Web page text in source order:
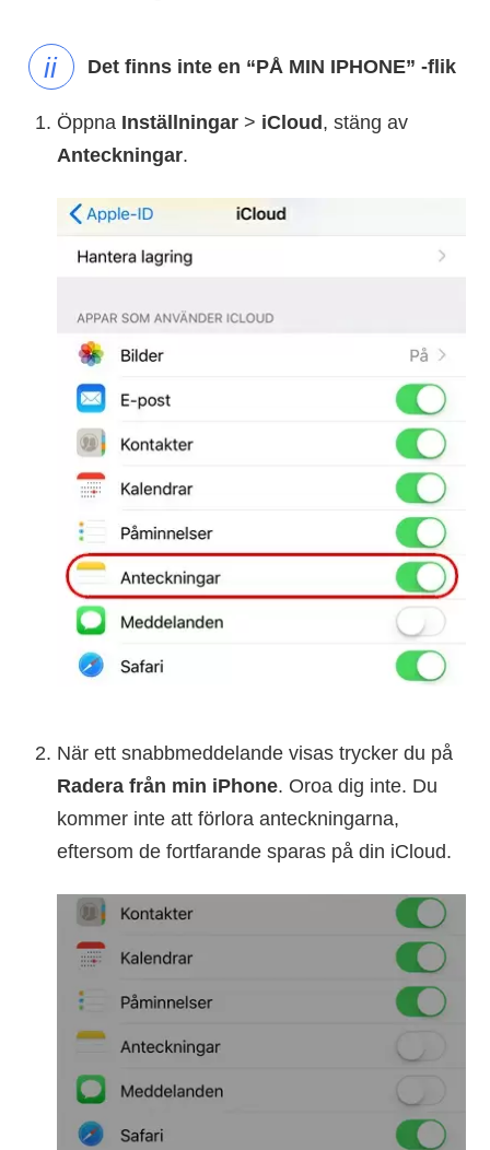
Det finns inte en “PÅ MIN IPHONE” -flik
Öppna Inställningar > iCloud, stäng av
Anteckningar.
När ett snabbmeddelande visas trycker du på
Radera från min iPhone. Oroa dig inte. Du
kommer inte att förlora anteckningarna,
eftersom de fortfarande sparas på din iCloud.